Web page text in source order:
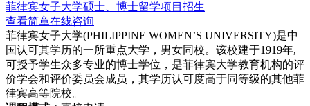
菲律宾女子大学硕士、博士留学项目招生
查看简章在线咨询
菲律宾女子大学(PHILIPPINE WOMEN’S UNIVERSITY)是中
国认可其学历的一所重点大学，男女同校。该校建于1919年,
可授予学生众多专业的博士学位，是菲律宾大学教育机构的评
价学会和评价委员会成员，其学历认可度高于同等级的其他菲
律宾高等院校。